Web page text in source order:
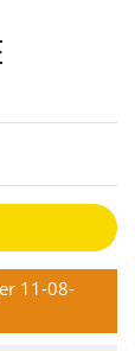
11-08-